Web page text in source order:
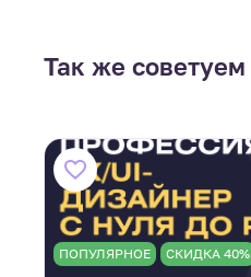
Так же советуем
ПОПУЛЯРНОЕ СКИДКА 40%